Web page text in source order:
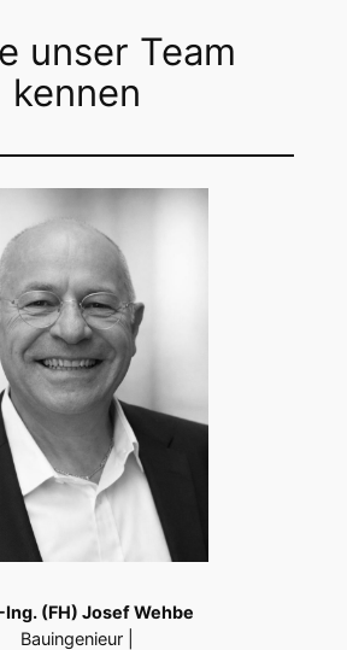
unser Team
kennen
Ing. (FH) Josef Wehbe
Bauingenieur |